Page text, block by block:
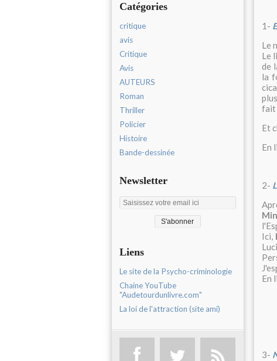
Catégories
critique
avis
Critique
Avis
AUTEURS
Roman
Thriller
Policier
Histoire
Bande-dessinée
Newsletter
Liens
Le site de la Psycho-criminologie
Chaine YouTube
"Audetourdunlivre.com"
La loi de l'attraction (site ami)
1-
Le
Le
de
la
fait
Et
En
2-
Ici,
En
3-